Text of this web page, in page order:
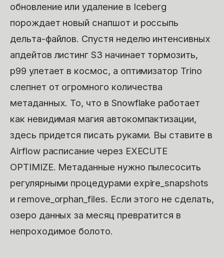
обновление или удаление в Iceberg
порождает новый снапшот и россыпь
дельта-файлов. Спустя неделю интенсивных
апдейтов листинг S3 начинает тормозить,
p99 улетает в космос, а оптимизатор Trino
слепнет от огромного количества
метаданных. То, что в Snowflake работает
как невидимая магия автокомпактизации,
здесь придется писать руками. Вы ставите в
Airflow расписание через EXECUTE
OPTIMIZE. Метаданные нужно пылесосить
регулярными процедурами expire_snapshots
и remove_orphan_files. Если этого не сделать,
озеро данных за месяц превратится в
непроходимое болото.